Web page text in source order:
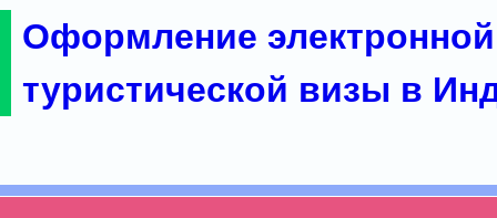
Оформление электронной
туристической визы в